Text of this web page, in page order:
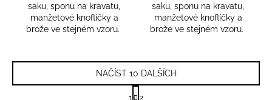
saku, sponu na kravatu,
manžetové knoflíčky a
brože ve stejném vzoru.
saku, sponu na kravatu,
manžetové knoflíčky a
brože ve stejném vzoru.
NAČÍST 10 DALŠÍCH
S
1
2